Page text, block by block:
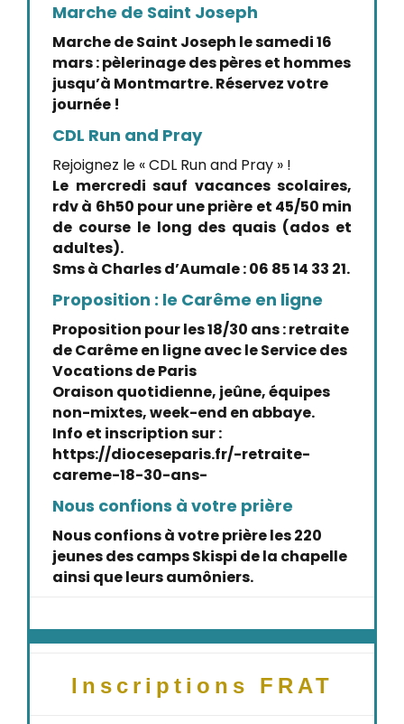
Marche de Saint Joseph
Marche de Saint Joseph le samedi 16
mars : pèlerinage des pères et hommes
jusqu’à Montmartre. Réservez votre
journée !
CDL Run and Pray
Rejoignez le « CDL Run and Pray » !
Le mercredi sauf vacances scolaires,
rdv à 6h50 pour une prière et 45/50 min
de course le long des quais (ados et
adultes).
Sms à Charles d’Aumale : 06 85 14 33 21.
Proposition : le Carême en ligne
Proposition pour les 18/30 ans : retraite
de Carême en ligne avec le Service des
Vocations de Paris
Oraison quotidienne, jeûne, équipes
non-mixtes, week-end en abbaye.
Info et inscription sur :
https://dioceseparis.fr/-retraite-
careme-18-30-ans-
Nous confions à votre prière
Nous confions à votre prière les 220
jeunes des camps Skispi de la chapelle
ainsi que leurs aumôniers.
Inscriptions FRAT